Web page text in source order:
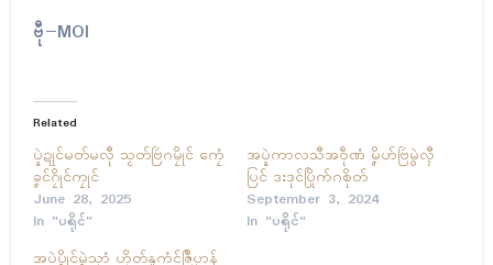
ဗီု−MOI
Related
ပ္ဍဲဍုၚ်မတ်မလီု သၟတ်ဗြဴဂမၠိုၚ် ကၠေံ
ခၞၚ်ဂၠိုၚ်ကၠုၚ်
June 28, 2025
In "ပရိုၚ်"
အပ္ဍဲကာလသီအဝဵုဏံ မၞိဟ်ဗြဴမွဲလ္ၚီ
ပြၚ် ဒးဒုၚ်ပြိုက်ဂစိုတ်
September 3, 2024
In "ပရိုၚ်"
အပ္ဍဲပွိုၚ်မွဲသၞာံ ဟိုတ်နူကံၚ်ဇြဳပၞာန်